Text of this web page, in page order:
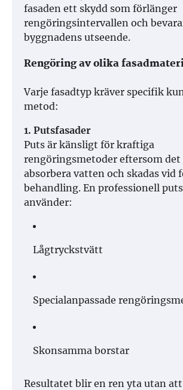
fasaden ett skydd som förlänger
rengöringsintervallen och
byggnadens utseende.
Rengöring av olika
Varje fasadtyp kräver specifik
metod:
1. Putsfasader
Puts är känsligt för kraftiga
rengöringsmetoder eftersom det
absorbera vatten och skadas vid
behandling. En professionell
använder:
Lågtryckstvätt
Specialanpassade
Skonsamma borstar
Resultatet blir en ren yta utan att